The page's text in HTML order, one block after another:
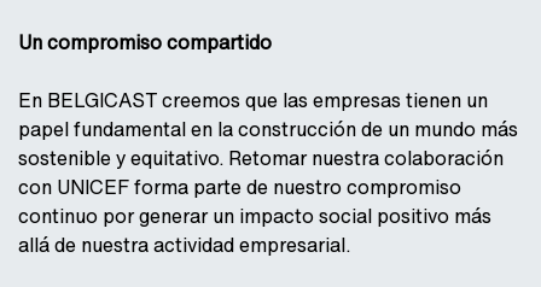
Un compromiso compartido
En BELGICAST creemos que las empresas tienen un
papel fundamental en la construcción de un mundo más
sostenible y equitativo. Retomar nuestra colaboración
con UNICEF forma parte de nuestro compromiso
continuo por generar un impacto social positivo más
allá de nuestra actividad empresarial.